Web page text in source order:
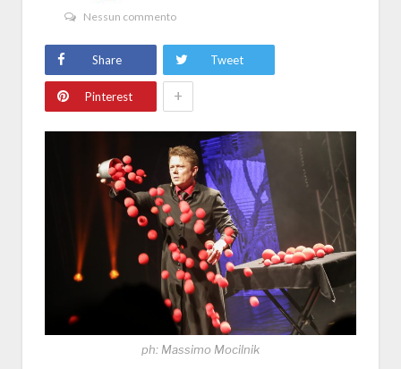
Nessun commento
Share Tweet
Pinterest +
ph: Massimo Mocilnik